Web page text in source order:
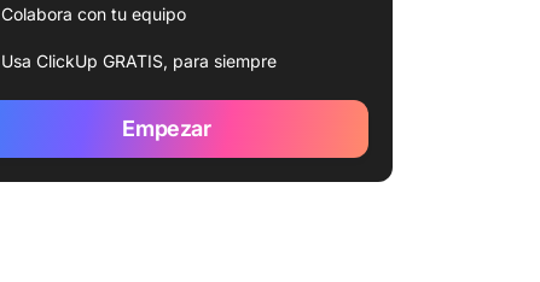
Colabora con tu equipo
Usa ClickUp GRATIS, para siempre
Empezar